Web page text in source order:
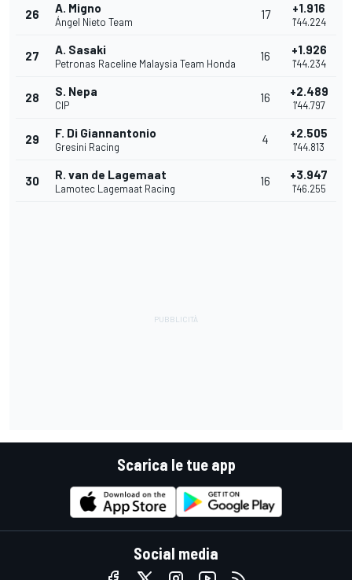
26 A. Migno
Ángel Nieto Team
17 +1.916
1'44.224
27 A. Sasaki
Petronas Raceline Malaysia Team Honda
16 +1.926
1'44.234
28 S. Nepa
CIP
16 +2.489
1'44.797
29 F. Di Giannantonio
Gresini Racing
4 +2.505
1'44.813
30 R. van de Lagemaat
Lamotec Lagemaat Racing
16 +3.947
1'46.255
Scarica le tue app
Social media